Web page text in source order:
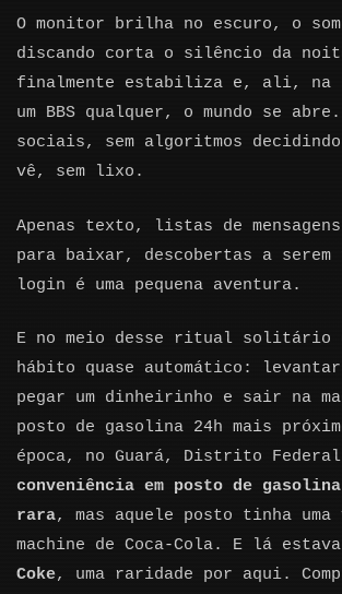
O monitor brilha no escuro, o som
discando corta o silêncio da
finalmente estabiliza e, ali, na
um BBS qualquer, o mundo se
sociais, sem algoritmos
vê, sem lixo.
Apenas texto, listas de
para baixar, descobertas a
login é uma pequena aventura.
E no meio desse ritual solitário
hábito quase automático:
pegar um dinheirinho e sair na
posto de gasolina 24h mais
época, no Guará, Distrito
conveniência em posto de
rara, mas aquele posto tinha uma
machine de Coca-Cola. E lá
Coke, uma raridade por aqui.